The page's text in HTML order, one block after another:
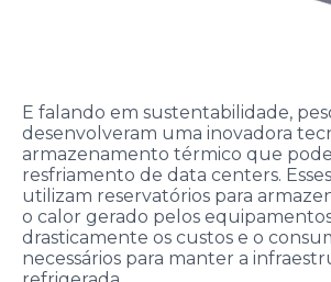
E falando em sustentabilidade,
desenvolveram uma inovadora
armazenamento térmico que
resfriamento de data centers.
utilizam reservatórios para
o calor gerado pelos
drasticamente os custos e o
necessários para manter a